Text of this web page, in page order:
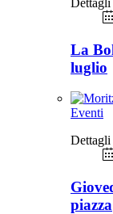
La
luglio
Eventi
Dettagli
piazza